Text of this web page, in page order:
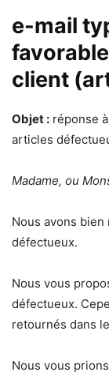
e-mail
client
Objet : réponse
articles
Madame, ou
Nous avons
défectueux.
Nous vous
défectueux.
retournés dans
Nous vous